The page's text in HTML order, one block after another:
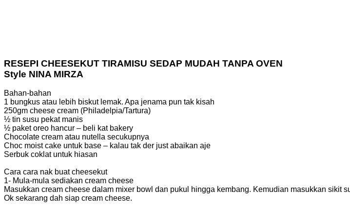
RESEPI CHEESEKUT TIRAMISU SEDAP MUDAH TANPA OVEN
Style NINA MIRZA
Bahan-bahan
1 bungkus atau lebih biskut lemak. Apa jenama pun tak kisah
250gm cheese cream (Philadelpia/Tartura)
½ tin susu pekat manis
½ paket oreo hancur – beli kat bakery
Chocolate cream atau nutella secukupnya
Choc moist cake untuk base – kalau tak der just abaikan aje
Serbuk coklat untuk hiasan
Cara cara nak buat cheesekut
1- Mula-mula sediakan cream cheese
Masukkan cream cheese dalam mixer bowl dan pukul hingga kembang. Kemudian masukkan sikit
Ok sekarang dah siap cream cheese.